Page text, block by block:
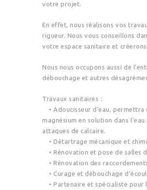
votre projet.
En effet, nous réalisons vos
rigueur. Nous vous conseillons
votre espace sanitaire et
Nous nous occupons aussi de
débouchage et autres
Travaux sanitaires :
• Adoucisseur d’eau, permettra
magnésium en solution dans
attaques de calcaire.
• Détartrage mécanique et
• Rénovation et pose de salles
• Rénovation des
• Curage et débouchage
• Partenaire et spécialiste pour